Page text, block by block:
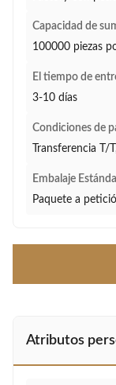
Capacidad de
100000 piezas
El tiempo de
3-10 días
Condiciones de
Transferencia T/
Embalaje
Paquete a
Atributos